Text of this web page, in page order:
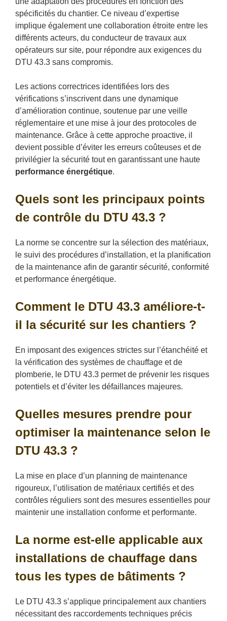
spécificités du chantier. Ce niveau d’expertise
implique également une collaboration étroite entre les
différents acteurs, du conducteur de travaux aux
opérateurs sur site, pour répondre aux exigences du
DTU 43.3 sans compromis.
Les actions correctrices identifiées lors des
vérifications s’inscrivent dans une dynamique
d’amélioration continue, soutenue par une veille
réglementaire et une mise à jour des protocoles de
maintenance. Grâce à cette approche proactive, il
devient possible d’éviter les erreurs coûteuses et de
privilégier la sécurité tout en garantissant une haute
performance énergétique.
Quels sont les principaux points
de contrôle du DTU 43.3 ?
La norme se concentre sur la sélection des matériaux,
le suivi des procédures d’installation, et la planification
de la maintenance afin de garantir sécurité, conformité
et performance énergétique.
Comment le DTU 43.3 améliore-t-
il la sécurité sur les chantiers ?
En imposant des exigences strictes sur l’étanchéité et
la vérification des systèmes de chauffage et de
plomberie, le DTU 43.3 permet de prévenir les risques
potentiels et d’éviter les défaillances majeures.
Quelles mesures prendre pour
optimiser la maintenance selon le
DTU 43.3 ?
La mise en place d’un planning de maintenance
rigoureux, l’utilisation de matériaux certifiés et des
contrôles réguliers sont des mesures essentielles pour
maintenir une installation conforme et performante.
La norme est-elle applicable aux
installations de chauffage dans
tous les types de bâtiments ?
Le DTU 43.3 s’applique principalement aux chantiers
nécessitant des raccordements techniques précis